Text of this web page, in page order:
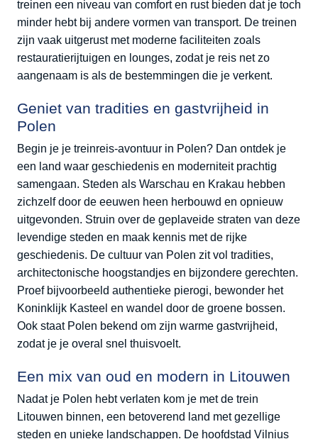
treinen een niveau van comfort en rust bieden dat je toch
minder hebt bij andere vormen van transport. De treinen
zijn vaak uitgerust met moderne faciliteiten zoals
restauratierijtuigen en lounges, zodat je reis net zo
aangenaam is als de bestemmingen die je verkent.
Geniet van tradities en gastvrijheid in
Polen
Begin je je treinreis-avontuur in Polen? Dan ontdek je
een land waar geschiedenis en moderniteit prachtig
samengaan. Steden als Warschau en Krakau hebben
zichzelf door de eeuwen heen herbouwd en opnieuw
uitgevonden. Struin over de geplaveide straten van deze
levendige steden en maak kennis met de rijke
geschiedenis. De cultuur van Polen zit vol tradities,
architectonische hoogstandjes en bijzondere gerechten.
Proef bijvoorbeeld authentieke pierogi, bewonder het
Koninklijk Kasteel en wandel door de groene bossen.
Ook staat Polen bekend om zijn warme gastvrijheid,
zodat je je overal snel thuisvoelt.
Een mix van oud en modern in Litouwen
Nadat je Polen hebt verlaten kom je met de trein
Litouwen binnen, een betoverend land met gezellige
steden en unieke landschappen. De hoofdstad Vilnius